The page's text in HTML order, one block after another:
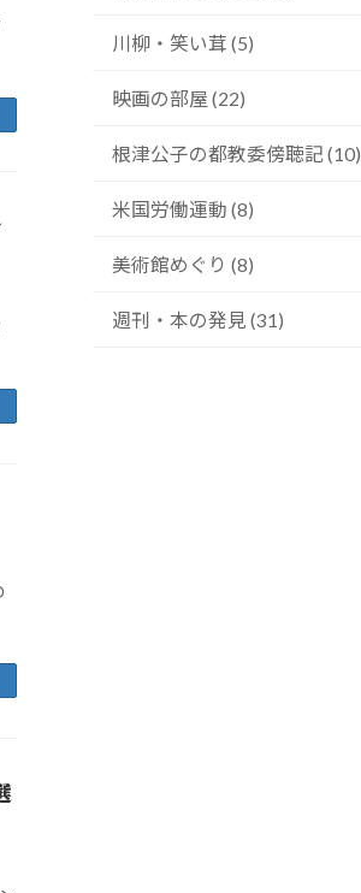
川柳・笑い茸 (5)
映画の部屋 (22)
根津公子の都教委傍聴記 (10)
米国労働運動 (8)
美術館めぐり (8)
週刊・本の発見 (31)